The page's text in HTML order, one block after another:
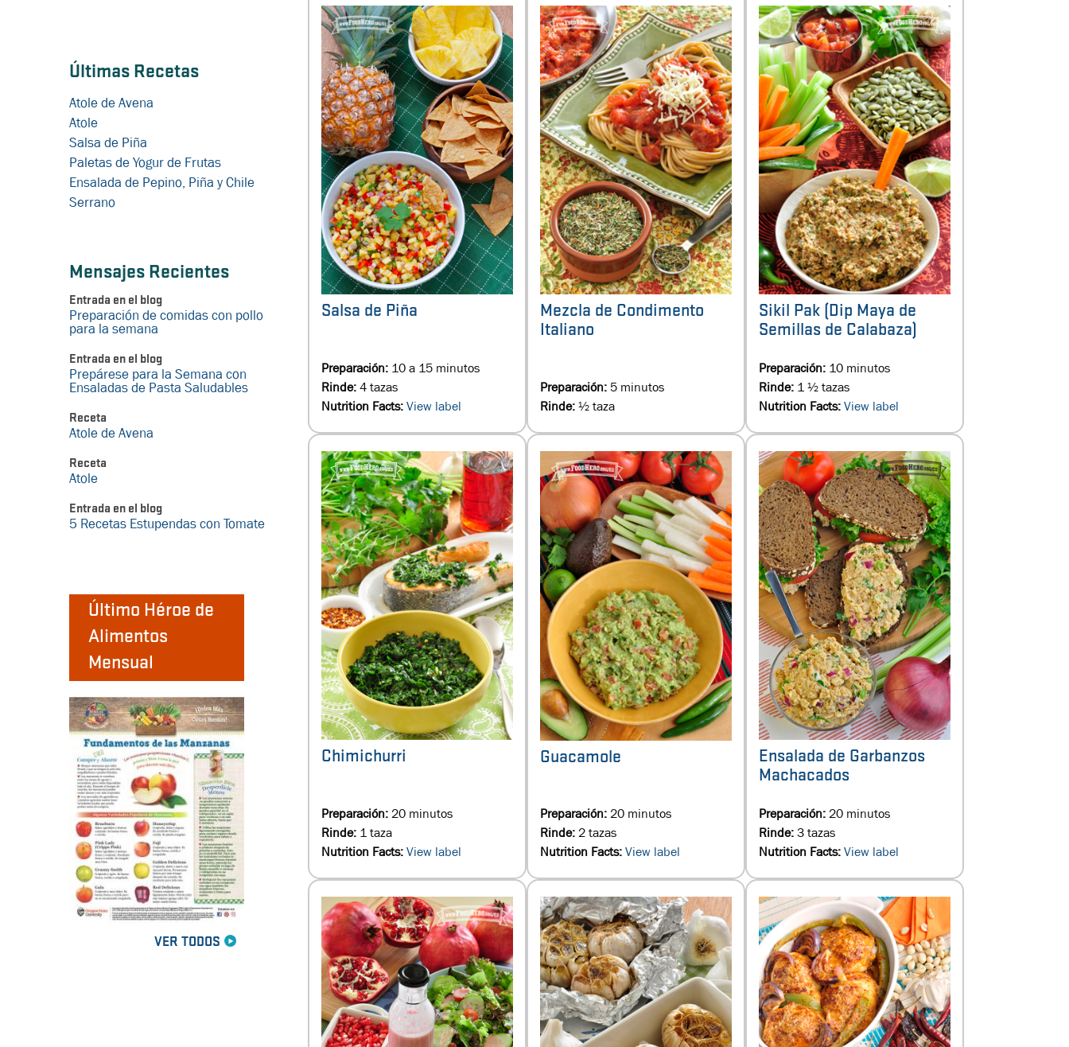
Últimas Recetas
Atole de Avena
Atole
Salsa de Piña
Paletas de Yogur de Frutas
Ensalada de Pepino, Piña y Chile
Serrano
Mensajes Recientes
Entrada en el blog
Preparación de comidas con pollo
para la semana
Entrada en el blog
Prepárese para la Semana con
Ensaladas de Pasta Saludables
Receta
Atole de Avena
Receta
Atole
Entrada en el blog
5 Recetas Estupendas con Tomate
Último Héroe de
Alimentos
Mensual
VER TODOS
Salsa de Piña
Preparación: 10 a 15 minutos
Rinde:4 tazas
Nutrition Facts:View label
Mezcla de Condimento
Italiano
Preparación:5 minutos
Rinde:½ taza
Sikil Pak (Dip Maya de
Semillas de Calabaza)
Preparación: 10 minutos
Rinde: 1 ½ tazas
Nutrition Facts:View label
Chimichurri
Preparación:20 minutos
Rinde: 1 taza
Nutrition Facts:View label
Guacamole
Preparación:20 minutos
Rinde:2 tazas
Nutrition Facts:View label
Ensalada de Garbanzos
Machacados
Preparación:20 minutos
Rinde:3 tazas
Nutrition Facts:View label